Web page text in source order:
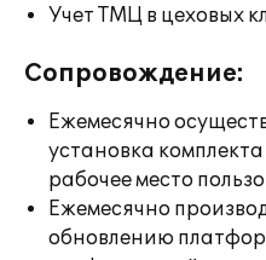
Учет ТМЦ в цеховых
Сопровождение:
Ежемесячно
установка
рабочее место
Ежемесячно
обновлению